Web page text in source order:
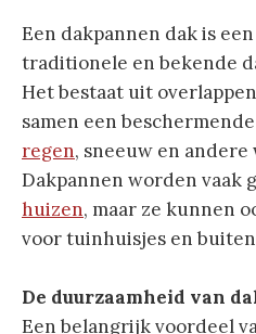
Een dakpannen dak is
traditionele en bekende
Het bestaat uit
samen een
regen, sneeuw en
Dakpannen worden vaak
huizen, maar ze kunnen
voor tuinhuisjes en
De duurzaamheid van
Een belangrijk voordeel